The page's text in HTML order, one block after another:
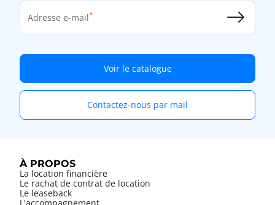
Adresse e-mail
Voir le catalogue
Contactez-nous par mail
À PROPOS
La location financière
Le rachat de contrat de location
Le leaseback
L'accompagnement